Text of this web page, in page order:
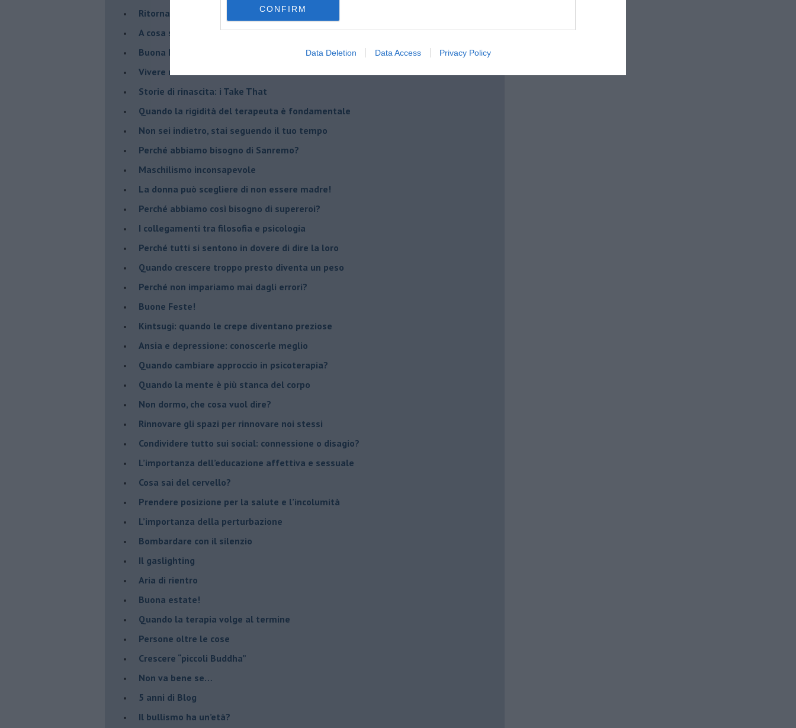
CONFIRM
Data Deletion Data Access Privacy Policy
Ritornare indietro di vent’anni
​A cosa serve davvero la psicoterapia
​Buona Pasqua e … buona rinascita!
​Vivere nell’incertezza
​Storie di rinascita: i Take That
​Quando la rigidità del terapeuta è fondamentale
​Non sei indietro, stai seguendo il tuo tempo
​Perché abbiamo bisogno di Sanremo?
​Maschilismo inconsapevole
​La donna può scegliere di non essere madre!
​Perché abbiamo così bisogno di supereroi?
​I collegamenti tra filosofia e psicologia
​Perché tutti si sentono in dovere di dire la loro
​Quando crescere troppo presto diventa un peso
​Perché non impariamo mai dagli errori?
​Buone Feste!
​Kintsugi: quando le crepe diventano preziose
Ansia e depressione: conoscerle meglio
Quando cambiare approccio in psicoterapia?
​Quando la mente è più stanca del corpo
Non dormo, che cosa vuol dire?
​Rinnovare gli spazi per rinnovare noi stessi
​Condividere tutto sui social: connessione o disagio?
​L’importanza dell’educazione affettiva e sessuale
​Cosa sai del cervello?
Prendere posizione per la salute e l’incolumità
L’importanza della perturbazione
​Bombardare con il silenzio
Il gaslighting
Aria di rientro
Buona estate!
​Quando la terapia volge al termine
​Persone oltre le cose
​Crescere “piccoli Buddha”
Non va bene se…
​5 anni di Blog
​Il bullismo ha un’età?